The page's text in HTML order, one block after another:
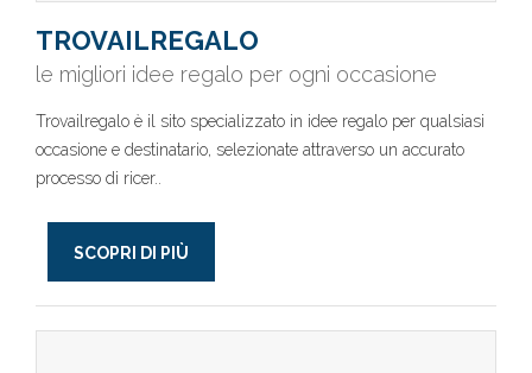
TROVAILREGALO
le migliori idee regalo per ogni occasione
Trovailregalo è il sito specializzato in idee regalo per qualsiasi
occasione e destinatario, selezionate attraverso un accurato
processo di ricer..
SCOPRI DI PIÙ